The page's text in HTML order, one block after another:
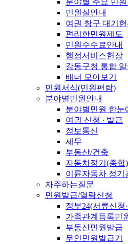
분야별 주요 민
민원실안내
여권 창구 대기
편리한민원제도
민원수수료안내
행정서비스헌장
강동구청 통합
배너 모아보기
민원서식(민원편람)
분야별민원안내
분야별민원 한눈
여권 신청 ∙ 발급
정보통신
세무
부동산/건축
자동차정기(종합
이륜자동차 정기
자주하는질문
민원발급/열람신청
정부24(서류신청
가족관계등록민
부동산민원발급
무인민원발급기